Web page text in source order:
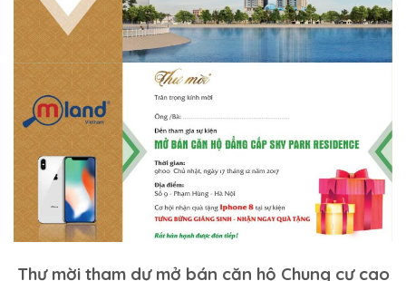
Thư mời tham dự mở bán căn hộ Chung cư cao